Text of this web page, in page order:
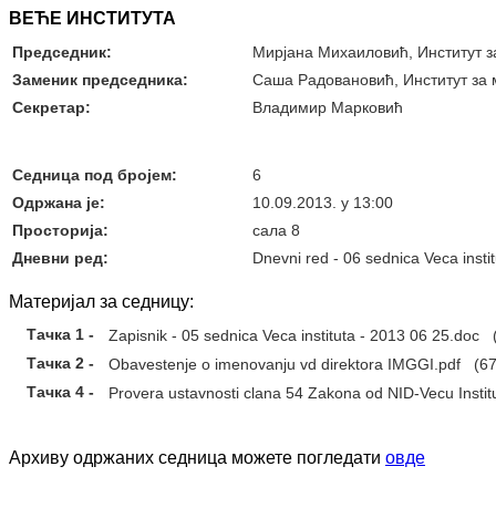
ВЕЋЕ ИНСТИТУТА
Председник:
Мирјана Михаиловић, Институт
Заменик председника:
Саша Радовановић, Институт за
Секретар:
Владимир Марковић
Седница под бројем:
6
Oдржана je:
10.09.2013. у 13:00
Просторија:
сала 8
Дневни ред:
Dnevni red - 06 sednica Veca
Материјал за седницу:
Тачка 1 - Zapisnik - 05 sednica Veca instituta - 2013 06 25.doc
Тачка 2 -
Obavestenje o imenovanju vd direktora IMGGI.pdf
Тачка 4 -
Provera ustavnosti clana 54 Zakona od NID-Vecu
Архиву одржаних седница можете погледати овде